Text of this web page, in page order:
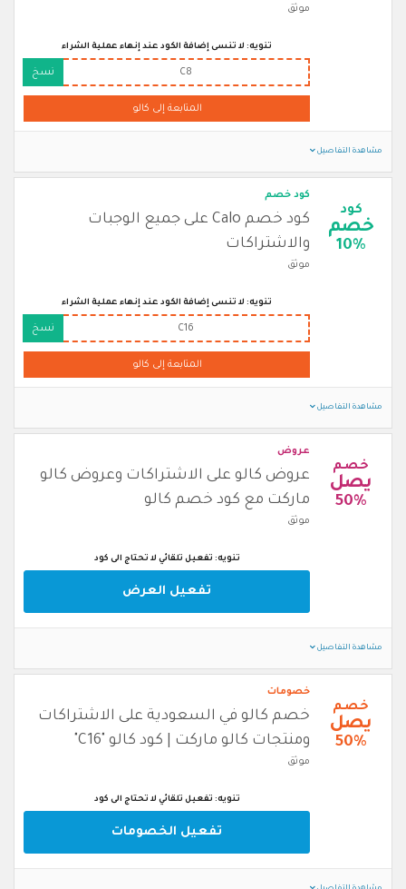
موثق
تنويه: لا تنسى إضافة الكود عند إنهاء عملية الشراء
C8 نسخ
المتابعة إلى كالو
مشاهدة التفاصيل
كود
خصم
10%
كود خصم
كود خصم Calo على جميع الوجبات
والاشتراكات
موثق
تنويه: لا تنسى إضافة الكود عند إنهاء عملية الشراء
C16 نسخ
المتابعة إلى كالو
مشاهدة التفاصيل
خصم
يصل
50%
عروض
عروض كالو على الاشتراكات وعروض كالو
ماركت مع كود خصم كالو
موثق
تنويه: تفعيل تلقائي لا تحتاج الى كود
تفعيل العرض
مشاهدة التفاصيل
خصم
يصل
50%
خصومات
خصم كالو في السعودية على الاشتراكات
ومنتجات كالو ماركت | كود كالو "C16"
موثق
تنويه: تفعيل تلقائي لا تحتاج الى كود
تفعيل الخصومات